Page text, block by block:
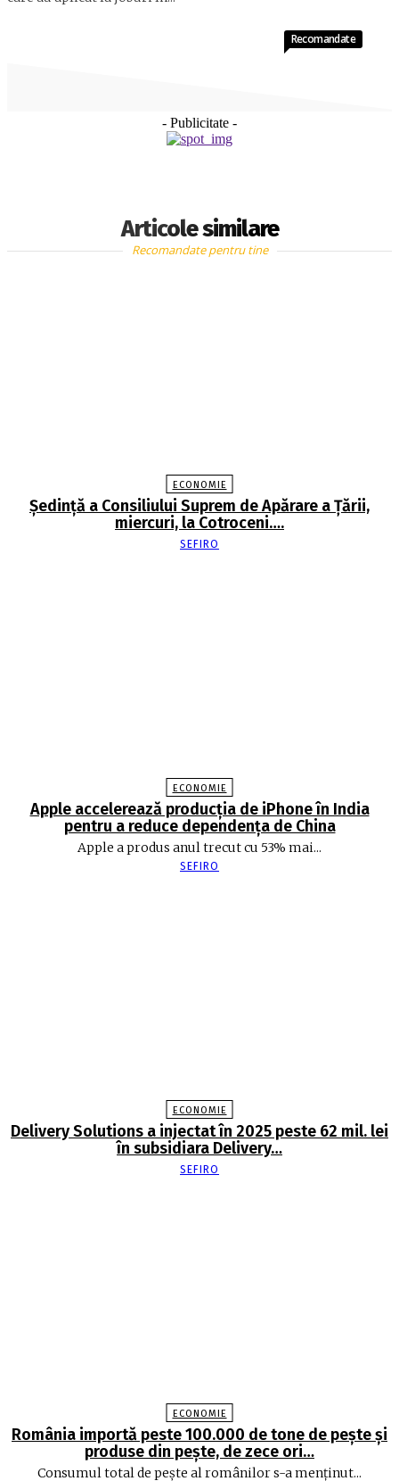
- Publicitate -
Articole similare
Recomandate
Recomandate pentru tine
ECONOMIE
Şedinţă a Consiliului Suprem de Apărare a Ţării,
miercuri, la Cotroceni….
SEFIRO
ECONOMIE
Apple accelerează producția de iPhone în India
pentru a reduce dependența de China
Apple a produs anul trecut cu 53% mai...
SEFIRO
ECONOMIE
Delivery Solutions a injectat în 2025 peste 62 mil. lei
în subsidiara Delivery…
SEFIRO
ECONOMIE
România importă peste 100.000 de tone de peşte şi
produse din peşte, de zece ori…
Consumul total de peşte al ro­mâ­nilor s-a menţinut...